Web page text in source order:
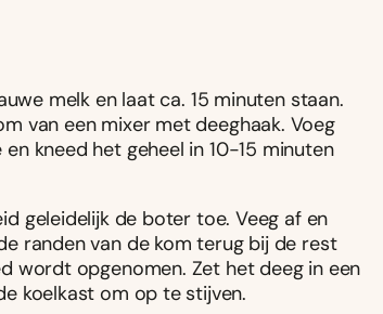
melk en laat ca. 15 minuten staan.
van een mixer met deeghaak. Voeg
kneed het geheel in 10-15 minuten
geleidelijk de boter toe. Veeg af en
randen van de kom terug bij de rest
wordt opgenomen. Zet het deeg in een
koelkast om op te stijven.